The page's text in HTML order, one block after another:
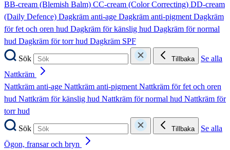
BB-cream (Blemish Balm) CC-cream (Color Correcting) DD-cream
(Daily Defence) Dagkräm anti-age Dagkräm anti-pigmentDagkräm
för fet och oren hud Dagkräm för känslig hud Dagkräm för normal
hud Dagkräm för torr hud Dagkräm SPF
Sök
Tillbaka
Se alla
Nattkräm
Nattkräm anti-age Nattkräm anti-pigmentNattkräm för fet och oren
hud Nattkräm för känslig hud Nattkräm för normal hud Nattkräm för
torr hud
Sök
Tillbaka
Se alla
Ögon, fransar och bryn